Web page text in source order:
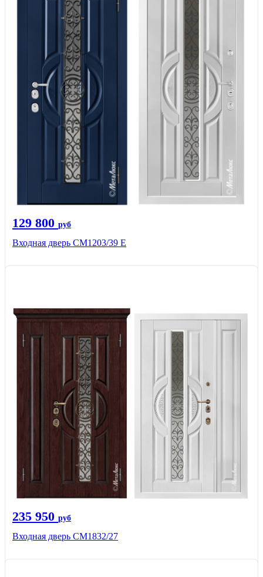
129 800 руб
Входная дверь СМ1203/39 E
235 950 руб
Входная дверь СМ1832/27